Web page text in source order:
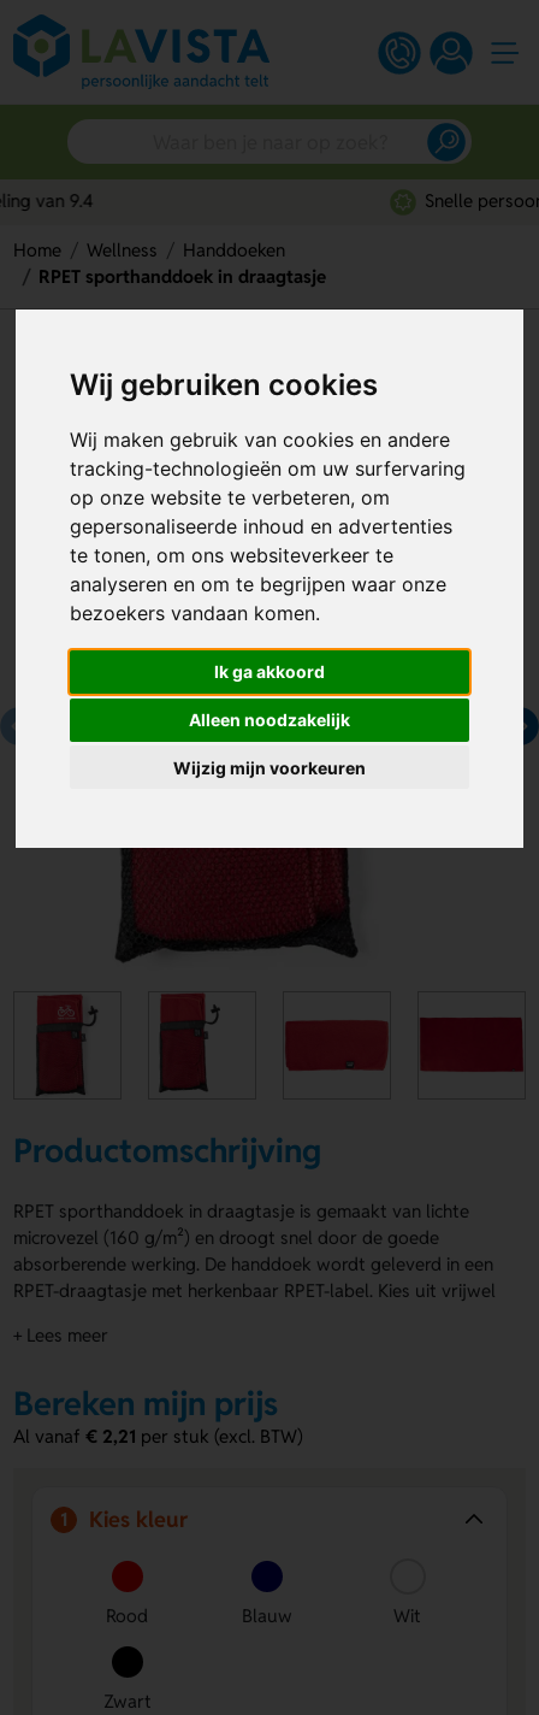
Wij gebruiken cookies
Wij maken gebruik van cookies en andere
tracking-technologieën om uw surfervaring
op onze website te verbeteren, om
gepersonaliseerde inhoud en advertenties
te tonen, om ons websiteverkeer te
analyseren en om te begrijpen waar onze
bezoekers vandaan komen.
Ik ga akkoord
Alleen noodzakelijk
Wijzig mijn voorkeuren
Snelle persoonlijke service
Home Wellness
Handdoeken
RPET sporthanddoek in draagtasje
draagtasje
Artikelnummer: 291726
Productomschrijving
RPET sporthanddoek in draagtasje is gemaakt van lichte
microvezel (160 g/m²) en droogt snel door de goede
absorberende werking. De handdoek wordt geleverd in een
RPET-draagtasje met herkenbaar RPET-label. Kies uit vrijwel
kunt de RPET sporthanddoek in draagtasje laten bedrukken
Voordelen van de RPET sporthanddoek
in draagtasje
prettig in gebruik tijdens het sporten.
Draagtasje van gerecycled materiaal:
en herkenbaar aan het RPET-label.
Volledig te bedrukken:
Laat jouw ontwerp drukken op
de handdoek, ook geschikt voor individuele
personalisatie.
+ Lees meer
Bereken mijn prijs
Al vanaf€ 2,21 per stuk (excl. BTW)
1 Kies kleur
Rood Blauw Wit
Zwart